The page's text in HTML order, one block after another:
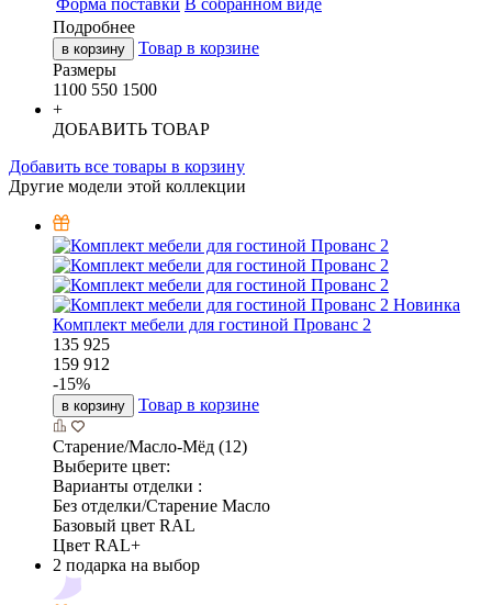
Подробнее
в корзину
Товар в корзине
Размеры
1100 550 1500
+
ДОБАВИТЬ ТОВАР
Добавить все товары в корзину
Другие модели этой коллекции
Новинка
Комплект мебели для гостиной Прованс 2
135 925
159 912
-15%
в корзину Товар в корзине
Старение/Масло-Мёд (12)
Выберите цвет:
Варианты отделки :
Без отделки/Старение Масло
Базовый цвет RAL
Цвет RAL+
2 подарка на выбор